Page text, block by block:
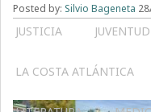
JUSTICIA JUVENTUD
LA COSTA ATLÁNTICA
Posted by: Silvio Bageneta